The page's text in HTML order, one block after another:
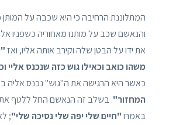
המתלוננת הרחיבה כי היא שכבה על המותן
והנאשם שכב על מותנו מאחוריה כשפניו
את ידו על הבטן שלה וקירב אותה אליו, ואז
משהו כואב וכאילו גוש כזה שנכנס אליי
כאשר היא הרגישה את ה"גוש" נכנס אליה
המחזור". בשלב זה הנאשם החל ללטף
באמרו"חיים שלי יפה שלי נסיכה שלי";